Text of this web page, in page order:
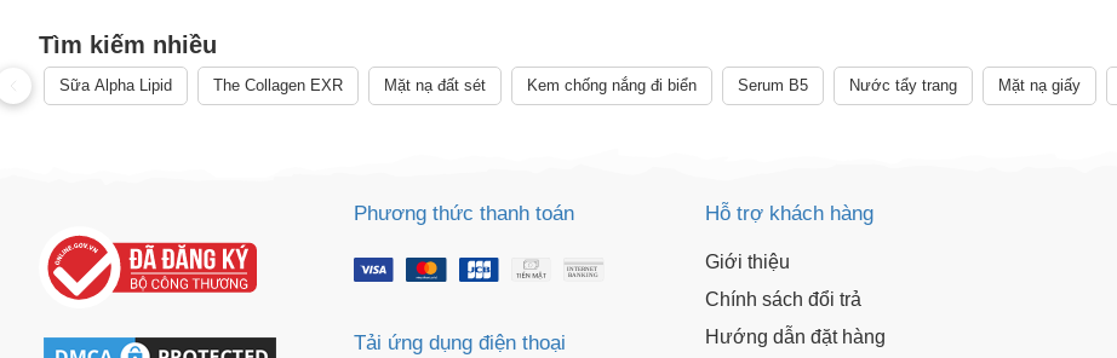
Tìm kiếm nhiều
Sữa Alpha Lipid The Collagen EXR Mặt nạ đất sét Kem chống nắng đi biển Serum B5 Nước tẩy trang Mặt nạ giấy
Phương thức thanh toán
Tải ứng dụng điện thoại
Hỗ trợ khách hàng
Giới thiệu
Chính sách đổi trả
Hướng dẫn đặt hàng
Sao chép mã giảm giá phía trên.
LẤY MÃ NGAY